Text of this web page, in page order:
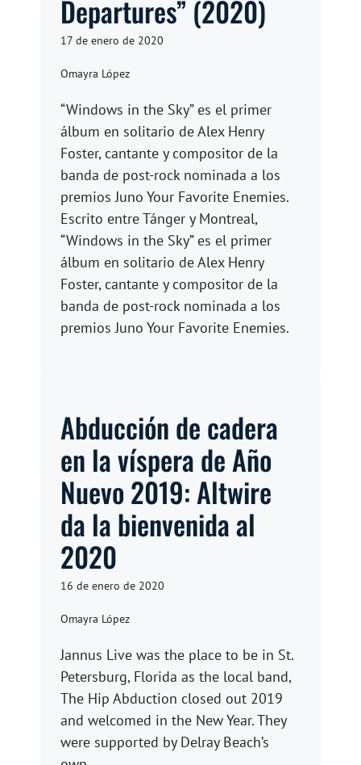
Departures” (2020)
17 de enero de 2020
Omayra López
“Windows in the Sky” es el primer
álbum en solitario de Alex Henry
Foster, cantante y compositor de la
banda de post-rock nominada a los
premios Juno Your Favorite Enemies.
Escrito entre Tánger y Montreal,
“Windows in the Sky” es el primer
álbum en solitario de Alex Henry
Foster, cantante y compositor de la
banda de post-rock nominada a los
premios Juno Your Favorite Enemies.
Abducción de cadera
en la víspera de Año
Nuevo 2019: Altwire
da la bienvenida al
2020
16 de enero de 2020
Omayra López
Jannus Live was the place to be in St.
Petersburg, Florida as the local band,
The Hip Abduction closed out 2019
and welcomed in the New Year. They
were supported by Delray Beach’s